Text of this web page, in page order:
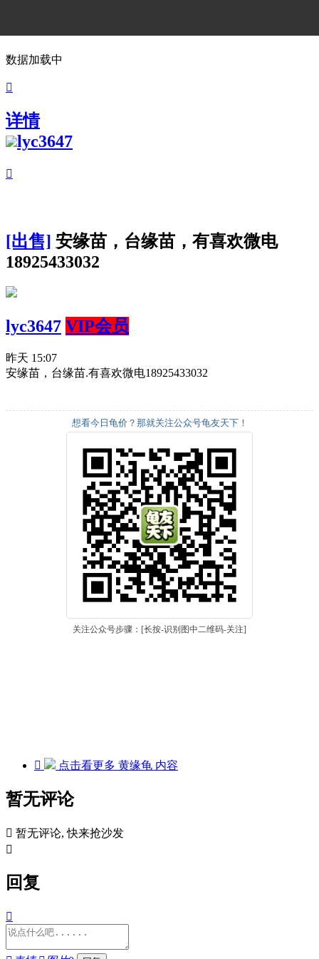
数据加载中

详情
lyc3647

[出售] 安缘苗，台缘苗，有喜欢微电
18925433032
lyc3647 VIP会员
昨天 15:07
安缘苗，台缘苗.有喜欢微电18925433032
想看今日龟价？那就关注公众号龟友天下！
关注公众号步骤：[长按-识别图中二维码-关注]
 点击看更多 黄缘龟 内容
暂无评论
 暂无评论, 快来抢沙发

回复
